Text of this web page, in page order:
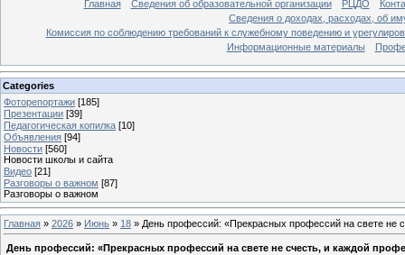
Главная Сведения об образовательной организации РЦДО
Сведения о доходах, расходах, об
Комиссия по соблюдению требований к служебному поведению и
Информационные материалы
Categories
Фоторепортажи [185]
Презентации [39]
Педагогическая копилка [10]
Объявления [94]
Новости [560]
Новости школы и сайта
Видео [21]
Разговоры о важном [87]
Разговоры о важном
Главная » 2026 » Июнь » 18 » День профессий: «Прекрасных профессий на свете не
День профессий: «Прекрасных профессий на свете не счесть, и каждой